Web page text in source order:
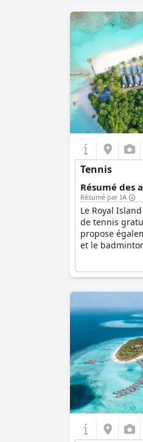
Tennis
Résumé des
Résumé par IA
Le Royal
de tennis
propose
et le